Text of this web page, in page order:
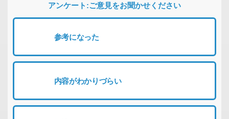
アンケート:ご意見をお聞かせください
参考になった
内容がわかりづらい